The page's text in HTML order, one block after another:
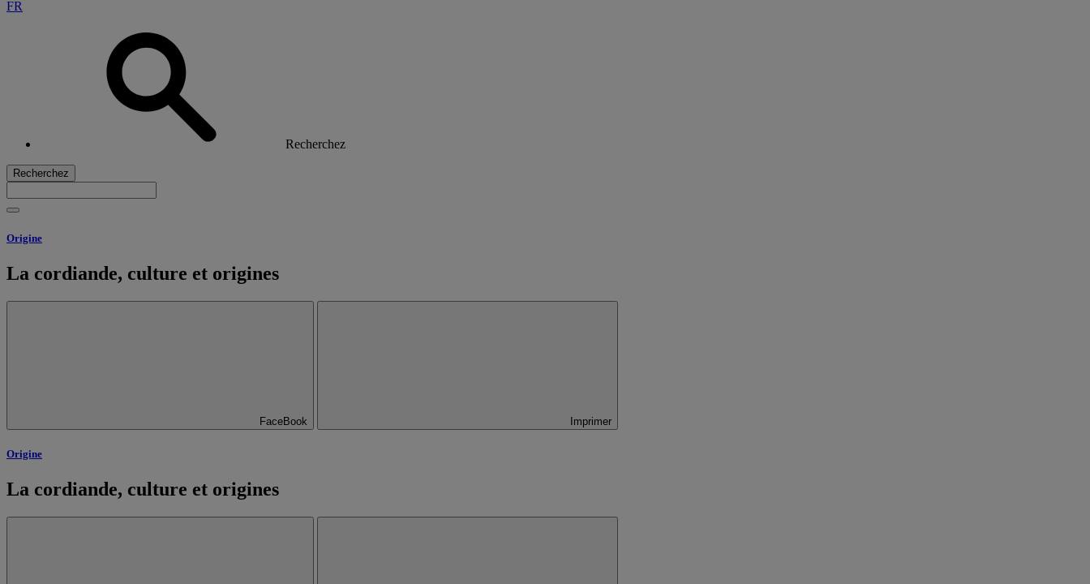
FR
Recherchez
Recherchez
Origine
La cordiande, culture et origines
FaceBook Imprimer
Origine
La cordiande, culture et origines